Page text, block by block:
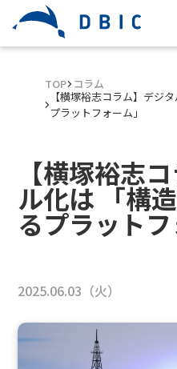
TOP コラム
【横塚裕志コラム】デジ
プラットフォーム」
【横塚裕志
ル化は 「構
るプラット
2025.06.03（火）